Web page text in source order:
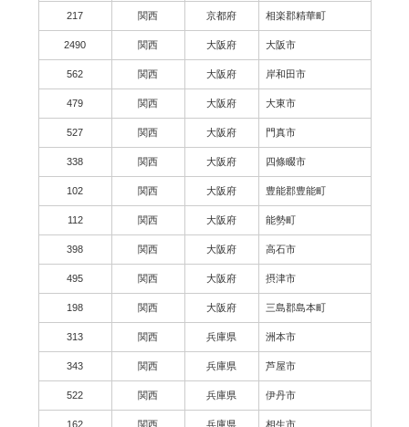
217 関西 京都府 相楽郡精華町
2490 関西 大阪府 大阪市
562 関西 大阪府 岸和田市
479 関西 大阪府 大東市
527 関西 大阪府 門真市
338 関西 大阪府 四條畷市
102 関西 大阪府 豊能郡豊能町
112 関西 大阪府 能勢町
398 関西 大阪府 高石市
495 関西 大阪府 摂津市
198 関西 大阪府 三島郡島本町
313 関西 兵庫県 洲本市
343 関西 兵庫県 芦屋市
522 関西 兵庫県 伊丹市
162 関西 兵庫県 相生市